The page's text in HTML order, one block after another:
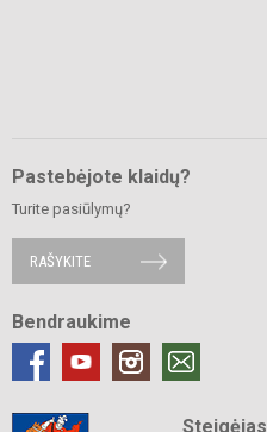
Pastebėjote klaidų?
Turite pasiūlymų?
RAŠYKITE
Bendraukime
Steigėjas